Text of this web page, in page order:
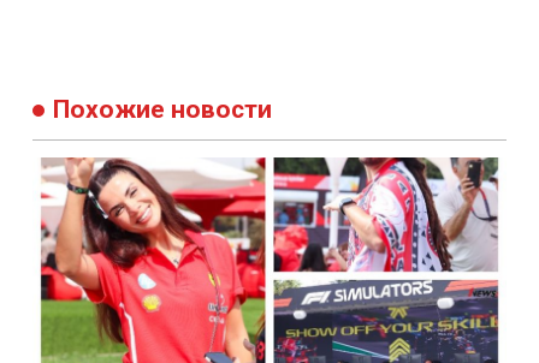
Похожие новости